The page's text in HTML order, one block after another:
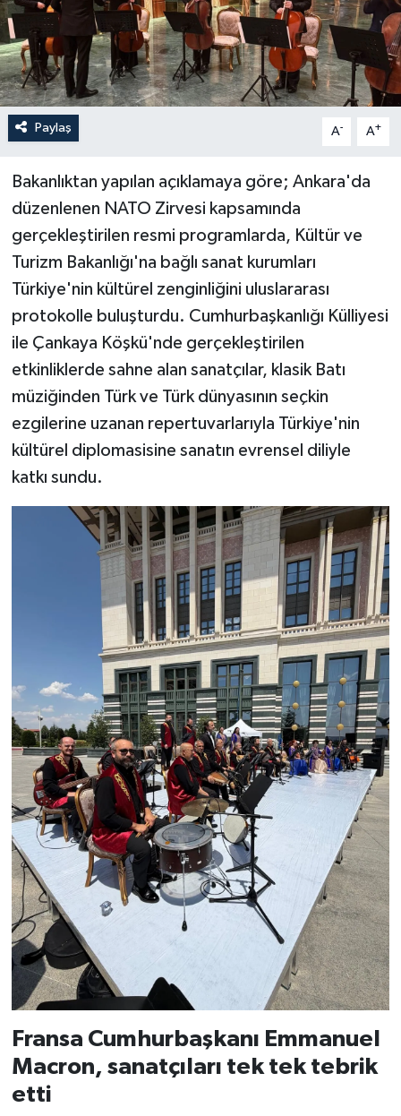
Paylaş A- A+
Bakanlıktan yapılan açıklamaya göre; Ankara'da
düzenlenen NATO Zirvesi kapsamında
gerçekleştirilen resmi programlarda, Kültür ve
Turizm Bakanlığı'na bağlı sanat kurumları
Türkiye'nin kültürel zenginliğini uluslararası
protokolle buluşturdu. Cumhurbaşkanlığı Külliyesi
ile Çankaya Köşkü'nde gerçekleştirilen
etkinliklerde sahne alan sanatçılar, klasik Batı
müziğinden Türk ve Türk dünyasının seçkin
ezgilerine uzanan repertuvarlarıyla Türkiye'nin
kültürel diplomasisine sanatın evrensel diliyle
katkı sundu.
Fransa Cumhurbaşkanı Emmanuel
Macron, sanatçıları tek tek tebrik
etti